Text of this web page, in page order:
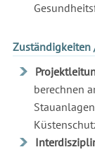
Zuständigkeiten
berechnen